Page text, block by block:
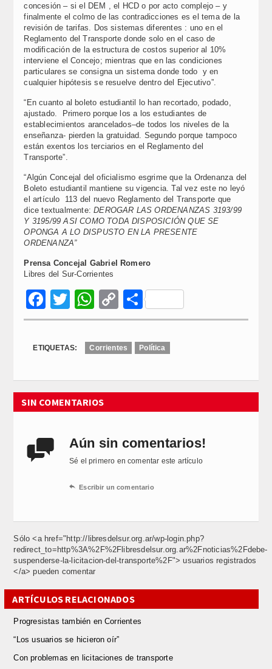
concesión – si el DEM , el HCD o por acto complejo – y
finalmente el colmo de las contradicciones es el tema de la
revisión de tarifas. Dos sistemas diferentes : uno en el
Reglamento del Transporte donde solo en el caso de
modificación de la estructura de costos superior al 10%
interviene el Concejo; mientras que en las condiciones
particulares se consigna un sistema donde todo y en
cualquier hipótesis se resuelve dentro del Ejecutivo”.
“En cuanto al boleto estudiantil lo han recortado, podado,
ajustado. Primero porque los a los estudiantes de
establecimientos arancelados–de todos los niveles de la
enseñanza- pierden la gratuidad. Segundo porque tampoco
están exentos los terciarios en el Reglamento del
Transporte”.
“Algún Concejal del oficialismo esgrime que la Ordenanza del
Boleto estudiantil mantiene su vigencia. Tal vez este no leyó
el artículo 113 del nuevo Reglamento del Transporte que
dice textualmente:DEROGAR LAS ORDENANZAS 3193/99
Y 3195/99 ASI COMO TODA DISPOSICIÓN QUE SE
OPONGA A LO DISPUSTO EN LA PRESENTE
ORDENANZA”
Prensa Concejal Gabriel Romero
Libres del Sur​-Corrientes
Facebook
Twitter
WhatsApp
Copy
Link
Compartir
ETIQUETAS: Corrientes Política
SIN COMENTARIOS
 Aún sin comentarios!
Sé el primero en comentar este artículo
 Escribir un comentario
Sólo <a href="http://libresdelsur.org.ar/wp-login.php?
redirect_to=http%3A%2F%2Flibresdelsur.org.ar%2Fnoticias%2Fdebe-
suspenderse-la-licitacion-del-transporte%2F"> usuarios registrados
</a> pueden comentar
ARTÍCULOS RELACIONADOS
Progresistas también en Corrientes
“Los usuarios se hicieron oír”
Con problemas en licitaciones de transporte